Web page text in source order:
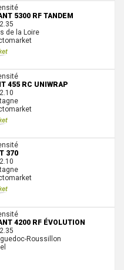
5300 RF TANDEM
2.35
de la Loire
455 RC UNIWRAP
2.10
370
2.10
4200 RF ÉVOLUTION
2.35
Roussillon